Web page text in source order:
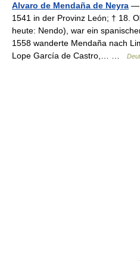
Alvaro de Mendaña de Neyra —
1541 in der Provinz León; † 18.
heute: Nendo), war ein
1558 wanderte Mendaña nach
Lope García de Castro,… …